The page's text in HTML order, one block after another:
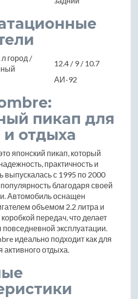
город /
12.4 / 9 / 10.7
АИ-92
пикап для
отдыха
японский пикап, который
практичность и
выпускалась с 1995 по 2000
благодаря своей
Автомобиль оснащен
объемом 2.2 литра и
передач, что делает
эксплуатации.
идеально подходит как для
активного отдыха.